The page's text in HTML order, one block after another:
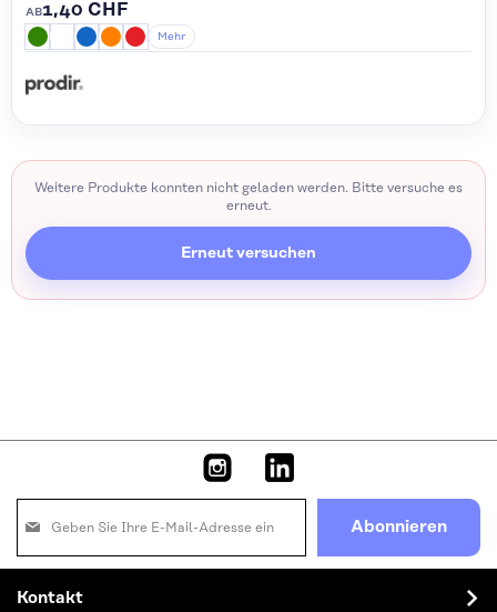
Mehr
AB1,40 CHF
Weitere Produkte konnten nicht geladen werden. Bitte versuche es
erneut.
Erneut versuchen
Sie
sich
unseren
Abonnieren
Kontakt